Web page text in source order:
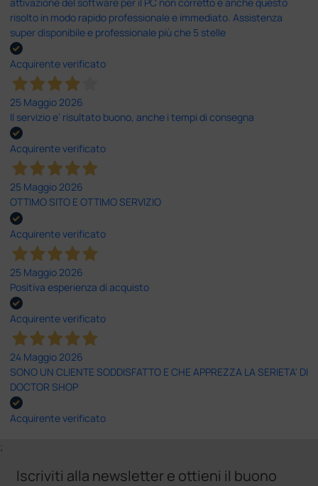
risolto in modo rapido professionale e immediato. Assistenza
super disponibile e professionale più che 5 stelle
Acquirente verificato
25 Maggio 2026
Il servizio e’ risultato buono, anche i tempi di consegna
Acquirente verificato
25 Maggio 2026
OTTIMO SITO E OTTIMO SERVIZIO
Acquirente verificato
25 Maggio 2026
Positiva esperienza di acquisto
Acquirente verificato
24 Maggio 2026
SONO UN CLIENTE SODDISFATTO E CHE APPREZZA LA SERIETA' DI
DOCTOR SHOP
Acquirente verificato
;
Iscriviti alla newsletter e ottieni il buono